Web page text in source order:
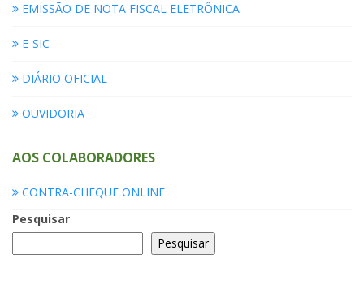
EMISSÃO DE NOTA FISCAL ELETRÔNICA
E-SIC
DIÁRIO OFICIAL
OUVIDORIA
AOS COLABORADORES
CONTRA-CHEQUE ONLINE
Pesquisar
Pesquisar